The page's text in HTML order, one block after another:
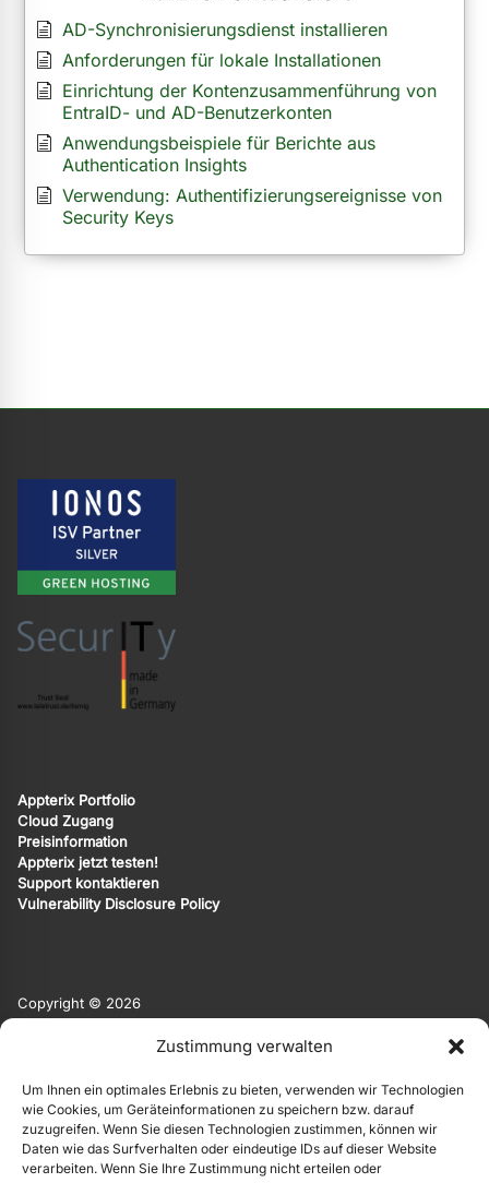
Zustimmung verwalten
Um Ihnen ein optimales Erlebnis zu bieten, verwenden wir Technologien
wie Cookies, um Geräteinformationen zu speichern bzw. darauf
zuzugreifen. Wenn Sie diesen Technologien zustimmen, können wir
Daten wie das Surfverhalten oder eindeutige IDs auf dieser Website
verarbeiten. Wenn Sie Ihre Zustimmung nicht erteilen oder
AD-Synchronisierungsdienst installieren
Anforderungen für lokale Installationen
Einrichtung der Kontenzusammenführung von
EntraID- und AD-Benutzerkonten
Anwendungsbeispiele für Berichte aus
Authentication Insights
Verwendung: Authentifizierungsereignisse von
Security Keys
Appterix Portfolio
Cloud Zugang
Preisinformation
Appterix jetzt testen!
Support kontaktieren
Vulnerability Disclosure Policy
Copyright © 2026
Appterix ist eine Marke von EgoMind.
Die Originalsprache der Website ist Deutsch. Weitere Sprachen
werden automatisiert und KI-basiert angeboten. Hierauf
übernehmen wir keine Gewähr.